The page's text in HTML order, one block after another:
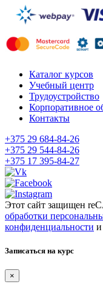
Каталог курсов
Учебный центр
Трудоустройство
Корпоративное
Контакты
+375 29 684-84-26
+375 29 544-84-26
+375 17 395-84-27
Этот сайт защищен
обработки
конфиденциальности и
Записаться на курс
×